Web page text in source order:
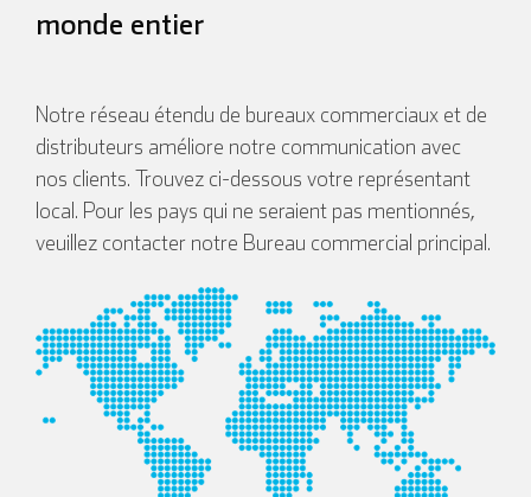
monde entier
Notre réseau étendu de bureaux commerciaux et de
distributeurs améliore notre communication avec
nos clients. Trouvez ci-dessous votre représentant
local. Pour les pays qui ne seraient pas mentionnés,
veuillez contacter notre Bureau commercial principal.